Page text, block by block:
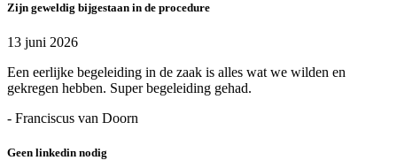
Zijn geweldig bijgestaan in de procedure
13 juni 2026
Een eerlijke begeleiding in de zaak is alles wat we wilden en
gekregen hebben. Super begeleiding gehad.
- Franciscus van Doorn
Geen linkedin nodig